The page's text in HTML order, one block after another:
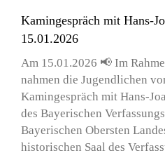
Kamingespräch mit Hans-
15.01.2026
Am 15.01.2026 📢 Im
nahmen die Jugendlichen
Kamingespräch mit Hans-
des Bayerischen
Bayerischen Obersten
historischen Saal des